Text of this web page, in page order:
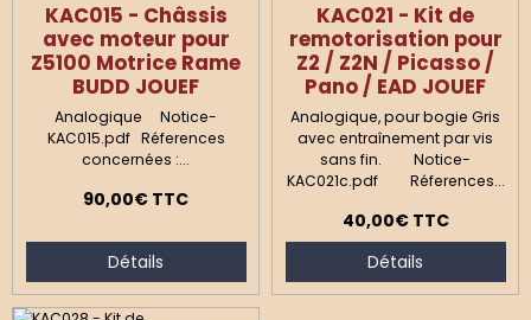
KAC015 - Châssis
avec moteur pour
Z5100 Motrice Rame
BUDD JOUEF
Analogique Notice-
KAC015.pdf Réferences
concernées :...
90,00€ TTC
Détails
KAC021 - Kit de
remotorisation pour
Z2 / Z2N / Picasso /
Pano / EAD JOUEF
Analogique, pour bogie Gris
avec entraînement par vis
sans fin. Notice-
KAC021c.pdf Réferences...
40,00€ TTC
Détails